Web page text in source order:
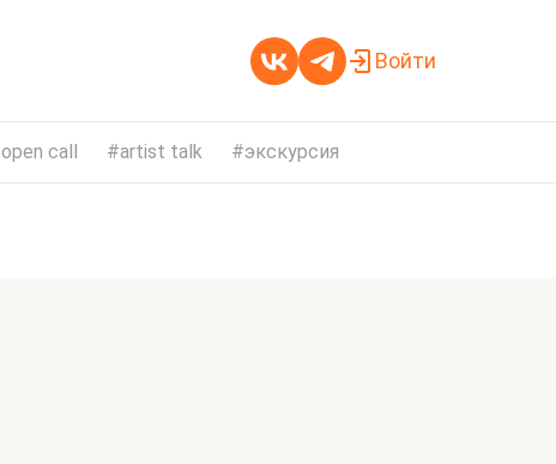
Войти
open call artist talk экскурсия